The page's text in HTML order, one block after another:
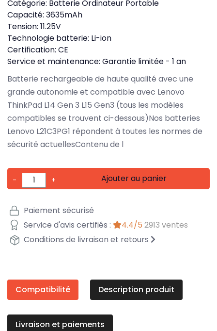
Catégorie: Batterie Ordinateur Portable
Capacité: 3635mAh
Tension: 11.25V
Technologie batterie: Li-ion
Certification: CE
Service et maintenance: Garantie limitée - 1 an
Batterie rechargeable de haute qualité avec une
grande autonomie et compatible avec Lenovo
ThinkPad L14 Gen 3 L15 Gen3 (tous les modèles
compatibles se trouvent ci-dessous)Nos batteries
Lenovo L21C3PG1 répondent à toutes les normes de
sécurité actuellesContenu de l
- + Ajouter au panier
Paiement sécurisé
Service d'avis certifiés :
4.4/5 2913 ventes
Conditions de livraison et retours
Compatibilité Description produit
Livraison et paiements